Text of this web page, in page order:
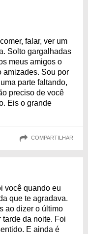
falar, ver um
Solto gargalhadas
meus amigos o
amizades. Sou por
parte faltando,
preciso de você
Eis o grande
COMPARTILHAR
você quando eu
que te agradava.
ao dizer o último
da noite. Foi
E ainda é